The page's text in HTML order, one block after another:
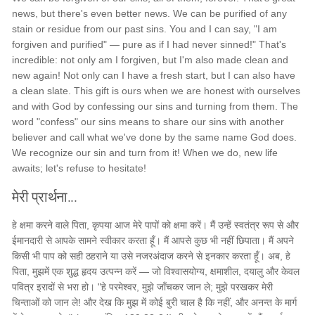
news, but there's even better news. We can be purified of any
stain or residue from our past sins. You and I can say, "I am
forgiven and purified" — pure as if I had never sinned!" That's
incredible: not only am I forgiven, but I'm also made clean and
new again! Not only can I have a fresh start, but I can also have
a clean slate. This gift is ours when we are honest with ourselves
and with God by confessing our sins and turning from them. The
word "confess" our sins means to share our sins with another
believer and call what we've done by the same name God does.
We recognize our sin and turn from it! When we do, new life
awaits; let's refuse to hesitate!
मेरी प्रार्थना...
हे क्षमा करने वाले पिता, कृपया आज मेरे पापों को क्षमा करें। मैं उन्हें स्वतंत्र रूप से और
ईमानदारी से आपके सामने स्वीकार करता हूँ। मैं आपसे कुछ भी नहीं छिपाता। मैं अपने
किसी भी पाप को सही ठहराने या उसे नजरअंदाज करने से इनकार करता हूँ। अब, हे
पिता, मुझमें एक शुद्ध हृदय उत्पन्न करें — जो विश्वासयोग्य, क्षमाशील, दयालु और केवल
पवित्र इरादों से भरा हो। "हे परमेश्वर, मुझे जाँचकर जान ले; मुझे परखकर मेरी
चिन्ताओं को जान ले! और देख कि मुझ में कोई बुरी चाल है कि नहीं, और अनन्त के मार्ग